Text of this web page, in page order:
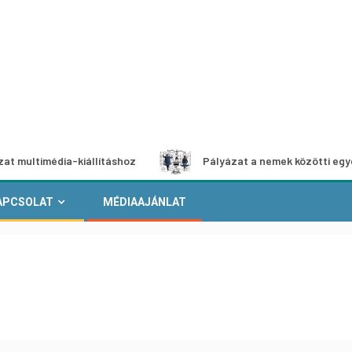
kiállításhoz Pályázat a nemek közötti egyenlőség
MÉDIAAJÁNLAT